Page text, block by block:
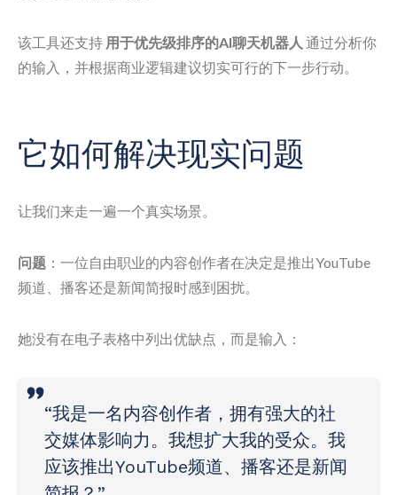
该工具还支持 用于优先级排序的AI聊天机器人 通过分析你
的输入，并根据商业逻辑建议切实可行的下一步行动。
它如何解决现实问题
让我们来走一遍一个真实场景。
问题 ：一位自由职业的内容创作者在决定是推出YouTube
频道、播客还是新闻简报时感到困扰。
她没有在电子表格中列出优缺点，而是输入：
“我是一名内容创作者，拥有强大的社
交媒体影响力。我想扩大我的受众。我
应该推出YouTube频道、播客还是新闻